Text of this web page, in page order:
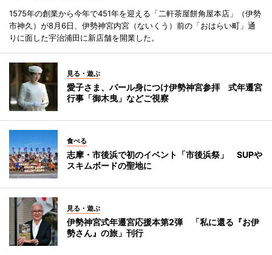
1575年の創業から今年で451年を迎える「二軒茶屋餅角屋本店」（伊勢
市神久）が8月6日、伊勢神宮内宮（ないくう）前の「おはらい町」通
りに面した宇治浦田に新店舗を開業した。
見る・遊ぶ
愛子さま、パール身につけ伊勢神宮参拝 式年遷宮
行事「御木曳」などご視察
食べる
志摩・市後浜で初のイベント「市後浜祭」 SUPや
スキムボードの聖地に
見る・遊ぶ
伊勢神宮式年遷宮応援本第2弾 「私に還る『お伊
勢さん』の旅」刊行